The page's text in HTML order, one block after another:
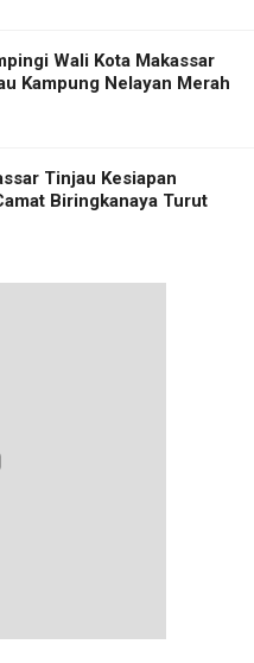
Wali Kota Makassar
Kampung Nelayan Merah
Tinjau Kesiapan
Biringkanaya Turut